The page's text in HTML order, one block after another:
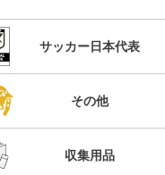
サッカー日本代表
その他
収集用品